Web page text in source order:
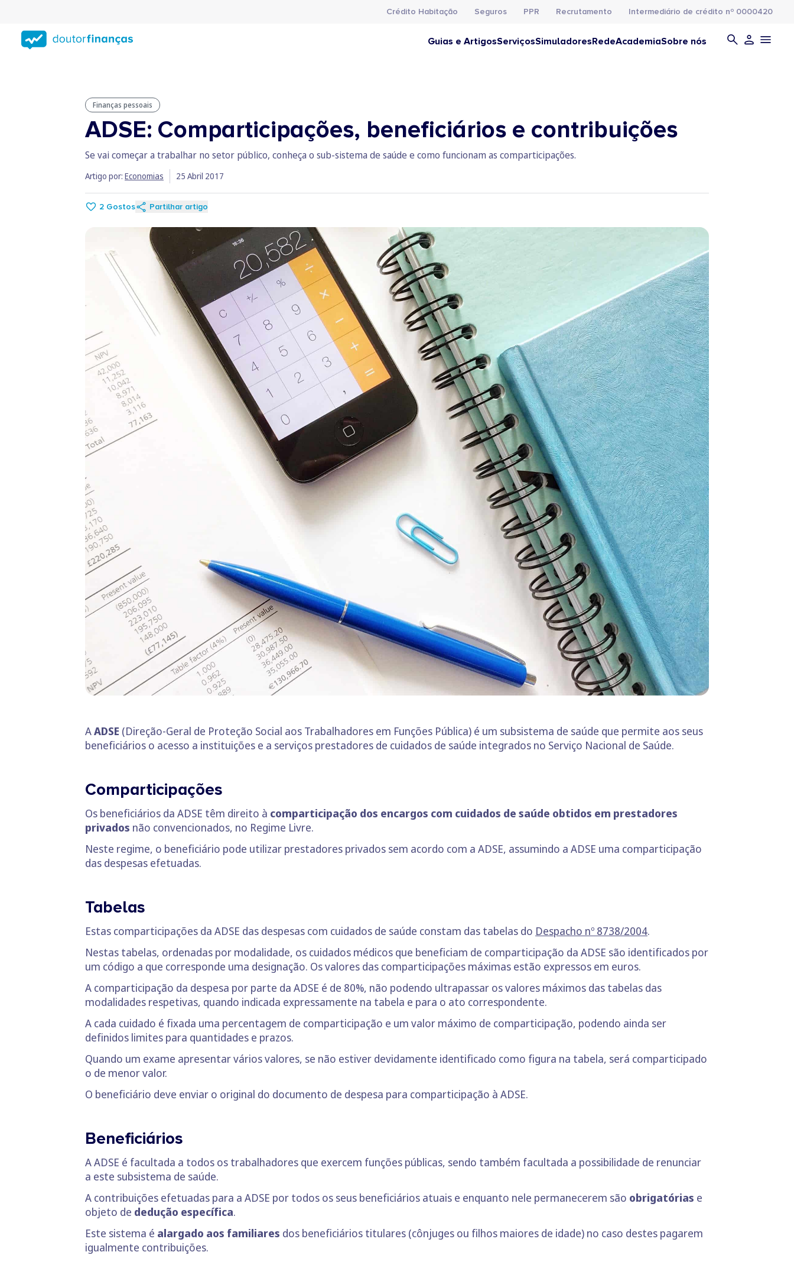
conteúdo
principal
Crédito Habitação Seguros PPR Recrutamento Intermediário de crédito nº 0000420
Guias e ArtigosServiçosSimuladoresRedeAcademiaSobre nós
Finanças pessoais
ADSE: Comparticipações, beneficiários e contribuições
Se vai começar a trabalhar no setor público, conheça o sub-sistema de saúde e como funcionam as comparticipações.
Artigo por: Economias 25 Abril 2017
2 Gostos Partilhar artigo
AADSE (Direção-Geral de Proteção Social aos Trabalhadores em Funções Pública) é um subsistema de saúde que permite aos seus
beneficiários o acesso a instituições e a serviços prestadores de cuidados de saúde integrados no Serviço Nacional de Saúde.
Comparticipações
Os beneficiários da ADSE têm direito à comparticipação dos encargos com cuidados de saúde obtidos em prestadores
privados não convencionados, no Regime Livre.
Neste regime, o beneficiário pode utilizar prestadores privados sem acordo com a ADSE, assumindo a ADSE uma comparticipação
das despesas efetuadas.
Tabelas
Estas comparticipações da ADSE das despesas com cuidados de saúde constam das tabelas do Despacho nº 8738/2004.
Nestas tabelas, ordenadas por modalidade, os cuidados médicos que beneficiam de comparticipação da ADSE são identificados por
um código a que corresponde uma designação. Os valores das comparticipações máximas estão expressos em euros.
A comparticipação da despesa por parte da ADSE é de 80%, não podendo ultrapassar os valores máximos das tabelas das
modalidades respetivas, quando indicada expressamente na tabela e para o ato correspondente.
A cada cuidado é fixada uma percentagem de comparticipação e um valor máximo de comparticipação, podendo ainda ser
definidos limites para quantidades e prazos.
Quando um exame apresentar vários valores, se não estiver devidamente identificado como figura na tabela, será comparticipado
o de menor valor.
O beneficiário deve enviar o original do documento de despesa para comparticipação à ADSE.
Beneficiários
A ADSE é facultada a todos os trabalhadores que exercem funções públicas, sendo também facultada a possibilidade de renunciar
a este subsistema de saúde.
A contribuições efetuadas para a ADSE por todos os seus beneficiários atuais e enquanto nele permanecerem são obrigatórias e
objeto de dedução específica.
Este sistema é alargado aos familiares dos beneficiários titulares (cônjuges ou filhos maiores de idade) no caso destes pagarem
igualmente contribuições.